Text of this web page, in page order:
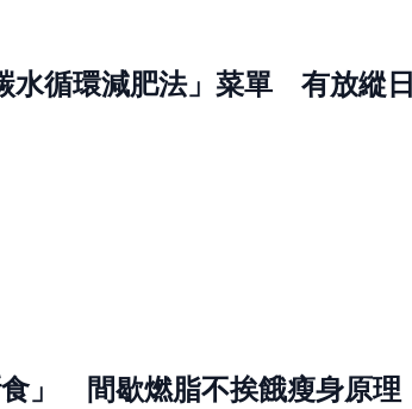
水循環減肥法」菜單 有放縱
食」 間歇燃脂不挨餓瘦身原理